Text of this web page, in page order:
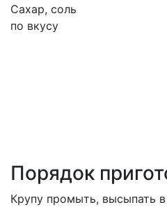
Сахар, соль
по вкусу
Порядок
Крупу промыть, высыпать